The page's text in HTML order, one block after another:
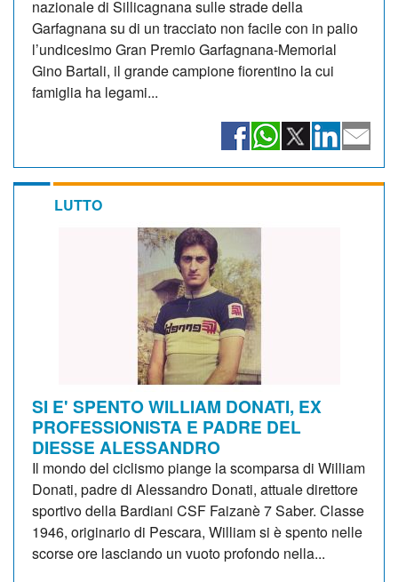
nazionale di Sillicagnana sulle strade della
Garfagnana su di un tracciato non facile con in palio
l’undicesimo Gran Premio Garfagnana-Memorial
Gino Bartali, il grande campione fiorentino la cui
famiglia ha legami...
LUTTO
SI E' SPENTO WILLIAM DONATI, EX
PROFESSIONISTA E PADRE DEL
DIESSE ALESSANDRO
Il mondo del ciclismo piange la scomparsa di William
Donati, padre di Alessandro Donati, attuale direttore
sportivo della Bardiani CSF Faizanè 7 Saber. Classe
1946, originario di Pescara, William si è spento nelle
scorse ore lasciando un vuoto profondo nella...